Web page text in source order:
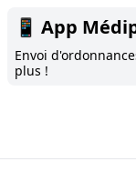
📱 App
Envoi
plus !